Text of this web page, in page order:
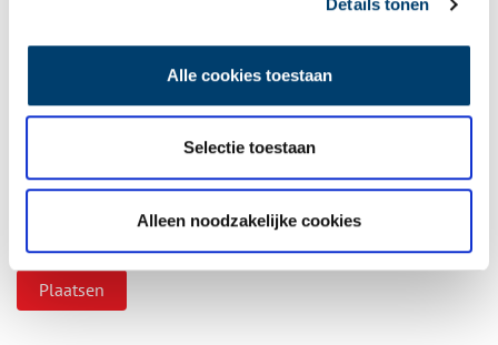
Details tonen
Alle cookies toestaan
Selectie toestaan
Alleen noodzakelijke cookies
gepubliceerd.
Vink dit aan als u op de hoogte gehouden wil worden.